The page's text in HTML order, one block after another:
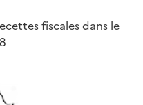
fiscales dans le